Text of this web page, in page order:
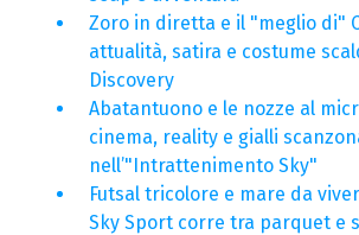
Zoro in diretta e il "meglio di"
attualità, satira e costume
Discovery
Abatantuono e le nozze al
cinema, reality e gialli
nell’"Intrattenimento Sky"
Futsal tricolore e mare da
Sky Sport corre tra parquet e